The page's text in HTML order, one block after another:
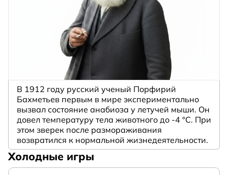
В 1912 году русский ученый Порфирий
Бахметьев первым в мире экспериментально
вызвал состояние анабиоза у летучей мыши. Он
довел температуру тела животного до -4 °C. При
этом зверек после размораживания
возвратился к нормальной жизнедеятельности.
Холодные игры